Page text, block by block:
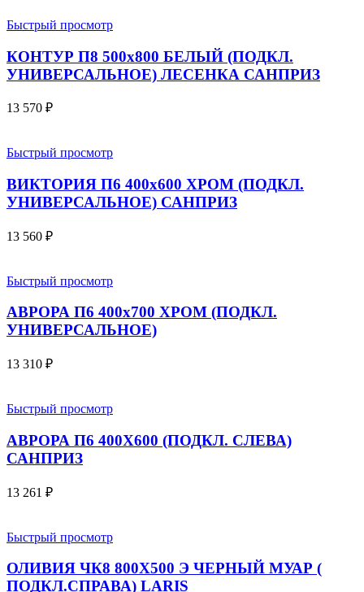
Быстрый просмотр
КОНТУР П8 500х800 БЕЛЫЙ (ПОДКЛ.
УНИВЕРСАЛЬНОЕ) ЛЕСЕНКА САНПРИЗ
13 570 ₽
Быстрый просмотр
ВИКТОРИЯ П6 400х600 ХРОМ (ПОДКЛ.
УНИВЕРСАЛЬНОЕ) САНПРИЗ
13 560 ₽
Быстрый просмотр
АВРОРА П6 400х700 ХРОМ (ПОДКЛ.
УНИВЕРСАЛЬНОЕ)
13 310 ₽
Быстрый просмотр
АВРОРА П6 400X600 (ПОДКЛ. СЛЕВА)
САНПРИЗ
13 261 ₽
Быстрый просмотр
ОЛИВИЯ ЧК8 800Х500 Э ЧЕРНЫЙ МУАР (
ПОДКЛ.СПРАВА) LARIS